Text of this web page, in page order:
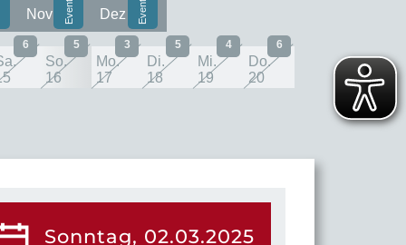
Nov Dez
6
So.
16
5
Mo.
17
3
Di.
18
5
Mi.
19
4
Do.
20
6
Sonntag, 02.03.2025